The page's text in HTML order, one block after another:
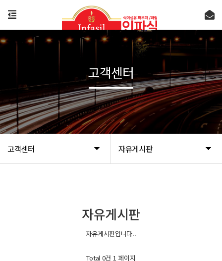
고객센터 자유게시판
고객센터
자유게시판
자유게시판입니다..
Total 0건 1 페이지